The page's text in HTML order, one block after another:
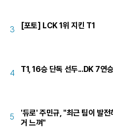
3 [포토] LCK 1위 지킨 T1
4 T1, 16승 단독 선두...DK 7연
5
'듀로' 주민규, "최근 팀이 발전
거 느껴"